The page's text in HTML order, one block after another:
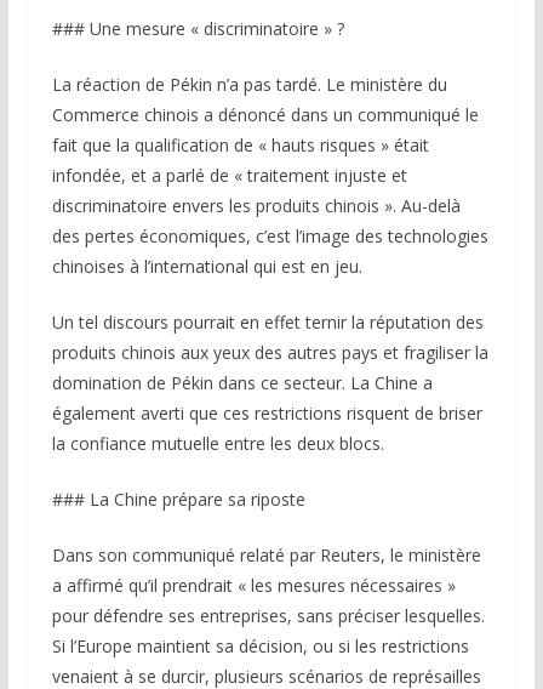
### Une mesure « discriminatoire » ?
La réaction de Pékin n’a pas tardé. Le ministère du
Commerce chinois a dénoncé dans un communiqué le
fait que la qualification de « hauts risques » était
infondée, et a parlé de « traitement injuste et
discriminatoire envers les produits chinois ». Au-delà
des pertes économiques, c’est l’image des technologies
chinoises à l’international qui est en jeu.
Un tel discours pourrait en effet ternir la réputation des
produits chinois aux yeux des autres pays et fragiliser la
domination de Pékin dans ce secteur. La Chine a
également averti que ces restrictions risquent de briser
la confiance mutuelle entre les deux blocs.
### La Chine prépare sa riposte
Dans son communiqué relaté par Reuters, le ministère
a affirmé qu’il prendrait « les mesures nécessaires »
pour défendre ses entreprises, sans préciser lesquelles.
Si l’Europe maintient sa décision, ou si les restrictions
venaient à se durcir, plusieurs scénarios de représailles